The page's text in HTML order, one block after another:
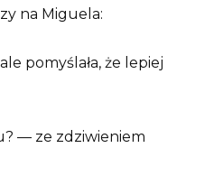
na Miguela:
pomyślała, że lepiej
— ze zdziwieniem